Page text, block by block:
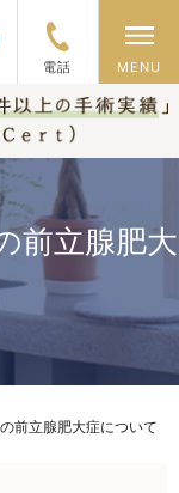
電話
メ
MENU
前立腺肥大
前立腺肥大症について